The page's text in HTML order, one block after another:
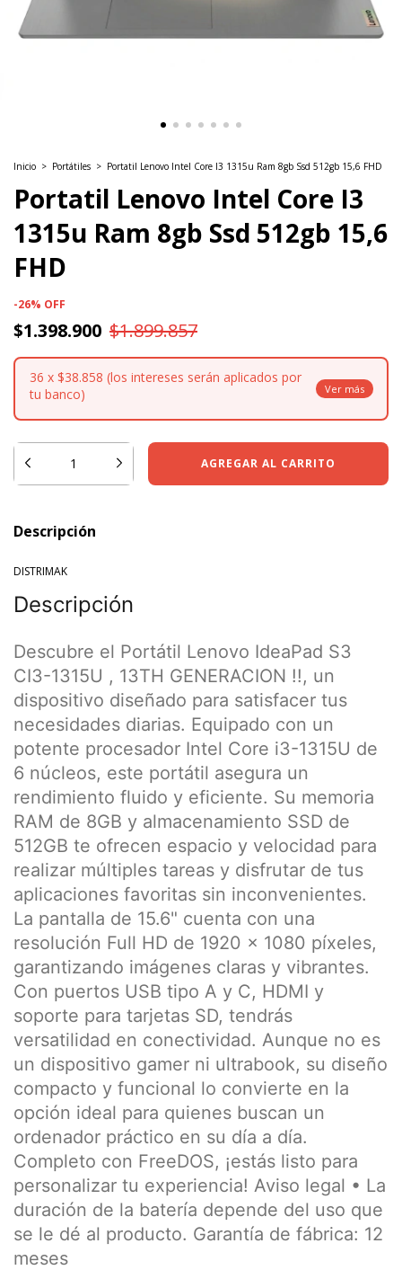
Inicio > Portátiles > Portatil Lenovo Intel Core I3 1315u Ram 8gb Ssd 512gb 15,6 FHD
Portatil Lenovo Intel Core I3
1315u Ram 8gb Ssd 512gb 15,6
FHD
-26% OFF
$1.398.900 $1.899.857
36 x $38.858 (los intereses serán aplicados por
tu banco)
Descripción
DISTRIMAK
Descripción
Descubre el Portátil Lenovo IdeaPad S3
CI3-1315U , 13TH GENERACION !!, un
dispositivo diseñado para satisfacer tus
necesidades diarias. Equipado con un
potente procesador Intel Core i3-1315U de
6 núcleos, este portátil asegura un
rendimiento fluido y eficiente. Su memoria
RAM de 8GB y almacenamiento SSD de
512GB te ofrecen espacio y velocidad para
realizar múltiples tareas y disfrutar de tus
aplicaciones favoritas sin inconvenientes.
La pantalla de 15.6" cuenta con una
resolución Full HD de 1920 x 1080 píxeles,
garantizando imágenes claras y vibrantes.
Con puertos USB tipo A y C, HDMI y
soporte para tarjetas SD, tendrás
versatilidad en conectividad. Aunque no es
un dispositivo gamer ni ultrabook, su diseño
compacto y funcional lo convierte en la
opción ideal para quienes buscan un
ordenador práctico en su día a día.
Completo con FreeDOS, ¡estás listo para
personalizar tu experiencia! Aviso legal • La
duración de la batería depende del uso que
se le dé al producto. Garantía de fábrica: 12
meses